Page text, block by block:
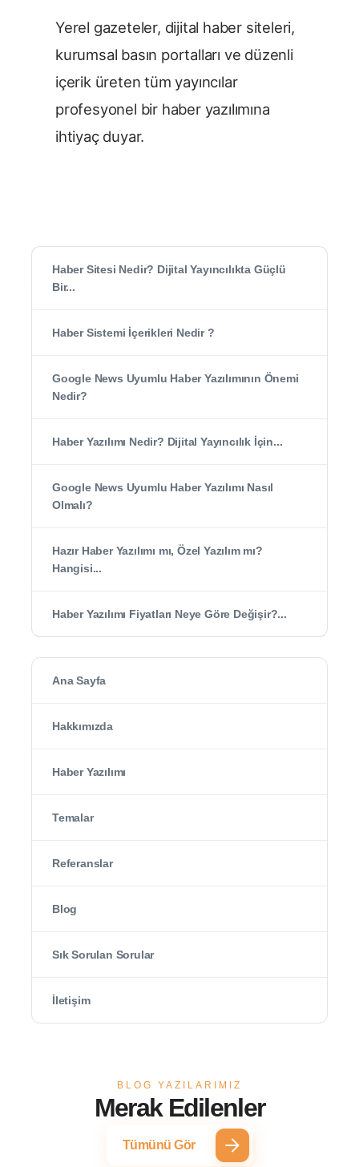
Haber Sitesi Nedir? Dijital Yayıncılıkta Güçlü
Bir...
Haber Sistemi İçerikleri Nedir ?
Google News Uyumlu Haber Yazılımının Önemi
Nedir?
Haber Yazılımı Nedir? Dijital Yayıncılık İçin...
Google News Uyumlu Haber Yazılımı Nasıl
Olmalı?
Hazır Haber Yazılımı mı, Özel Yazılım mı?
Hangisi...
Haber Yazılımı Fiyatları Neye Göre Değişir?...
Ana Sayfa
Hakkımızda
Haber Yazılımı
Temalar
Referanslar
Blog
Sık Sorulan Sorular
İletişim
Yerel gazeteler, dijital haber siteleri,
kurumsal basın portalları ve düzenli
içerik üreten tüm yayıncılar
profesyonel bir haber yazılımına
ihtiyaç duyar.
BLOG YAZILARIMIZ
Merak Edilenler
Tümünü Gör